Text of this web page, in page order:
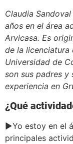
Claudia
años en el área
Arvicasa. Es
de la licenciatura
Universidad de
son sus padres y
experiencia en
¿Qué
►Yo estoy en el
principales